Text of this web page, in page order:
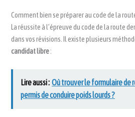
Comment bien se préparer au code de la
La réussite à l’épreuve du code de la route
dans vos révisions. Il existe plusieurs
candidat libre:
Lire aussi : Où trouver le formulaire de
permis de conduire poids lourds ?